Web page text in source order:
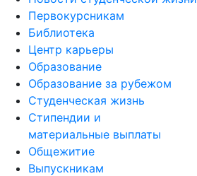
Первокурсникам
Библиотека
Центр карьеры
Образование
Образование за рубежом
Студенческая жизнь
Стипендии и
материальные выплаты
Общежитие
Выпускникам